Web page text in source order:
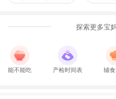
探索更多宝
能不能吃 产检时间表 辅